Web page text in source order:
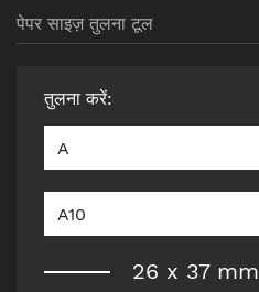
पेपर साइज़ तुलना टूल
तुलना करें:
A
A10
26 x 37 mm